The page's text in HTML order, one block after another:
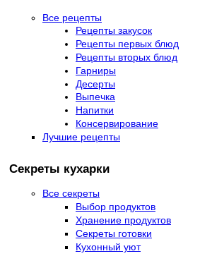
Все рецепты
Рецепты закусок
Рецепты первых блюд
Рецепты вторых блюд
Гарниры
Десерты
Выпечка
Напитки
Консервирование
Лучшие рецепты
Секреты кухарки
Все секреты
Выбор продуктов
Хранение продуктов
Секреты готовки
Кухонный уют